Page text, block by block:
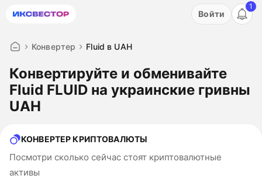
Акция: бесплатный пробный период на 3 дня!
Войти
1
Конвертер Fluid в UAH
Конвертируйте и обменивайте
Fluid FLUID на украинские гривны
UAH
КОНВЕРТЕР КРИПТОВАЛЮТЫ
Посмотри сколько сейчас стоят криптовалютные
активы